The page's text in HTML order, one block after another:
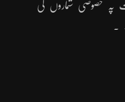
پہ خصوصی شماروں کی
۔